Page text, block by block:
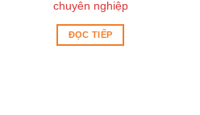
chuyên nghiệp
ĐỌC TIẾP